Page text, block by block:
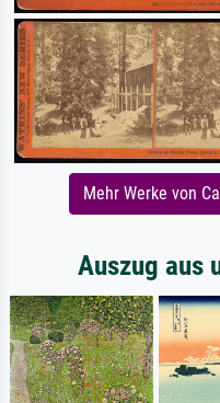
Mehr Werke von
Auszug aus